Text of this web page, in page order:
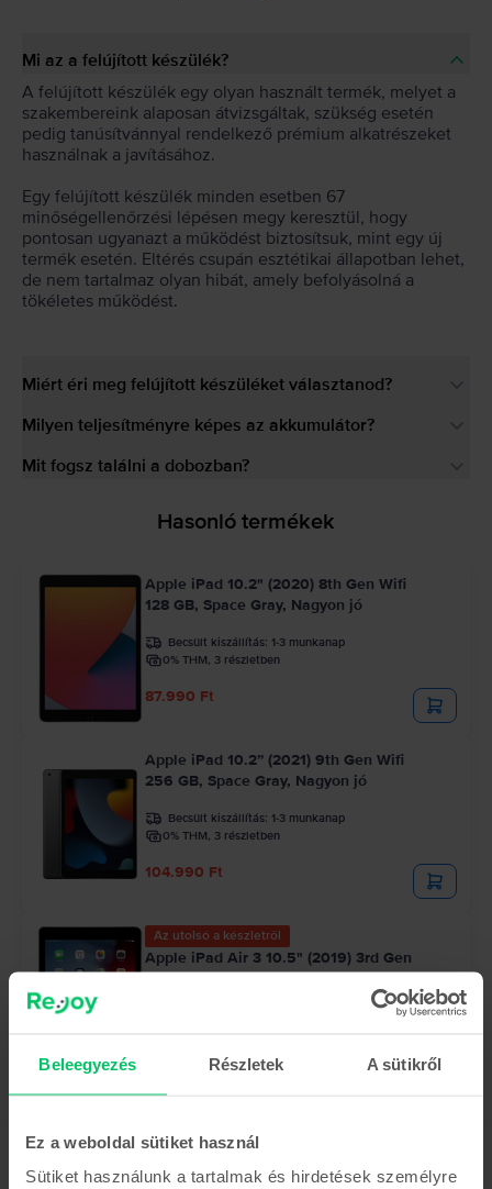
Beleegyezés Részletek A sütikről
Ez a weboldal sütiket használ
Sütiket használunk a tartalmak és hirdetések személyre
Mi az a felújított készülék?
A felújított készülék egy olyan használt termék, melyet a
szakembereink alaposan átvizsgáltak, szükség esetén
pedig tanúsítvánnyal rendelkező prémium alkatrészeket
használnak a javításához.
Egy felújított készülék minden esetben 67
minőségellenőrzési lépésen megy keresztül, hogy
pontosan ugyanazt a működést biztosítsuk, mint egy új
termék esetén. Eltérés csupán esztétikai állapotban lehet,
de nem tartalmaz olyan hibát, amely befolyásolná a
tökéletes működést.
Miért éri meg felújított készüléket választanod?
Milyen teljesítményre képes az akkumulátor?
Mit fogsz találni a dobozban?
Hasonló termékek
Apple iPad 10.2" (2020) 8th Gen Wifi
128 GB, Space Gray, Nagyon jó
Becsült kiszállítás: 1-3 munkanap
0% THM, 3 részletben
87.990 Ft
Apple iPad 10.2” (2021) 9th Gen Wifi
256 GB, Space Gray, Nagyon jó
Becsült kiszállítás: 1-3 munkanap
0% THM, 3 részletben
104.990 Ft
Az utolsó a készletről
Apple iPad Air 3 10.5" (2019) 3rd Gen
Cellular
megjutalmazunk egy